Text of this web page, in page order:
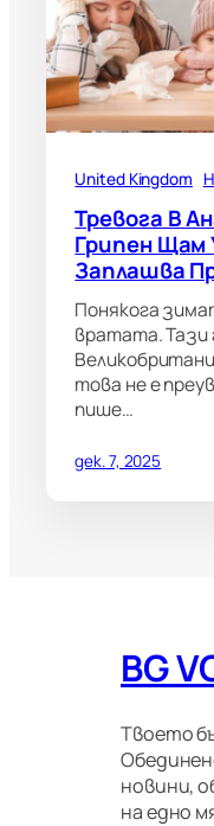
United Kingdom
Тревога В
Грипен Щам
Заплашва
Понякога
вратата. Тази
това не е
пише…
дек. 7, 2025
BG
Твоето
новини,
на едно